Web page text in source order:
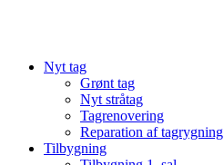
Nyt tag
Grønt tag
Nyt stråtag
Tagrenovering
Reparation af tagrygning
Tilbygning